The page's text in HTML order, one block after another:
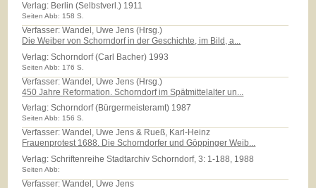
Verlag: Berlin (Selbstverl.) 1911
Seiten Abb: 158 S.
Verfasser: Wandel, Uwe Jens (Hrsg.)
Die Weiber von Schorndorf in der Geschichte, im Bild, a...
Verlag:Schorndorf (Carl Bacher) 1993
Seiten Abb: 176 S.
Verfasser: Wandel, Uwe Jens (Hrsg.)
450 Jahre Reformation. Schorndorf im Spätmittelalter un...
Verlag:Schorndorf (Bürgermeisteramt) 1987
Seiten Abb: 156 S.
Verfasser: Wandel, Uwe Jens & Rueß, Karl-Heinz
Frauenprotest 1688. Die Schorndorfer und Göppinger Weib...
Verlag:Schriftenreihe Stadtarchiv Schorndorf, 3: 1-188, 1988
Seiten Abb:
Verfasser: Wandel, Uwe Jens